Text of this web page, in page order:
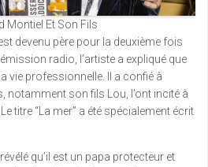
Montiel Et Son Fils
devenu père pour la deuxième fois
radio, l’artiste a expliqué que
vie professionnelle. Il a confié à
notamment son fils Lou, l’ont incité à
titre “La mer” a été spécialement écrit
qu’il est un papa protecteur et